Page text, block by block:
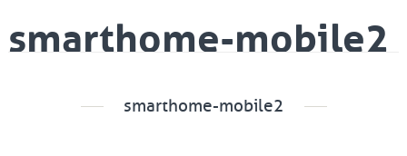
smarthome-mobile2
smarthome-mobile2